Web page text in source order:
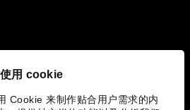
用 cookie
Cookie 来制作贴合用户需求的内